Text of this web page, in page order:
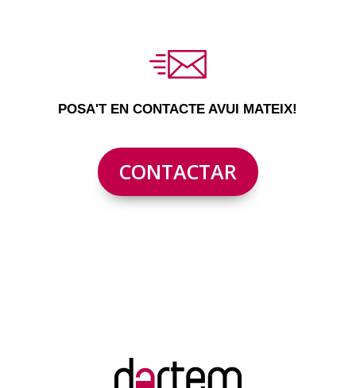
POSA'T EN CONTACTE AVUI MATEIX!
CONTACTAR